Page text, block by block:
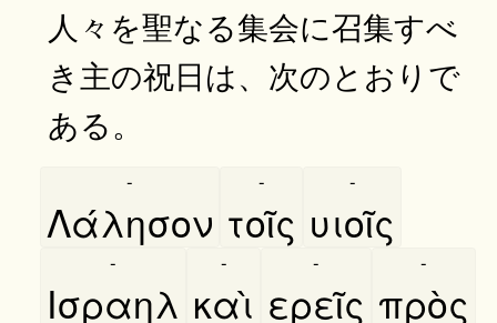
人々を聖なる集会に召集すべ
き主の祝日は、次のとおりで
ある。
Λάλησον
-
τοῖς
-
υιοῖς
-
Ισραηλ
-
καὶ
-
ερεῖς
-
πρὸς
-